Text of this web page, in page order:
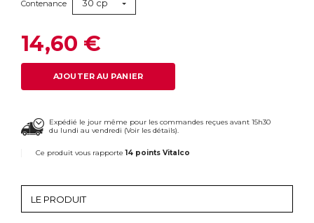
Contenance 30 cp
14,60 €
AJOUTER AU PANIER
Expédié le jour même pour les commandes reçues avant 15h30
du lundi au vendredi (Voir les détails).
Ce produit vous rapporte14 points Vitalco